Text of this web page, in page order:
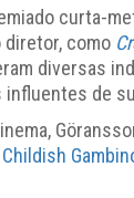
curta-
como
diversas
de
Childish